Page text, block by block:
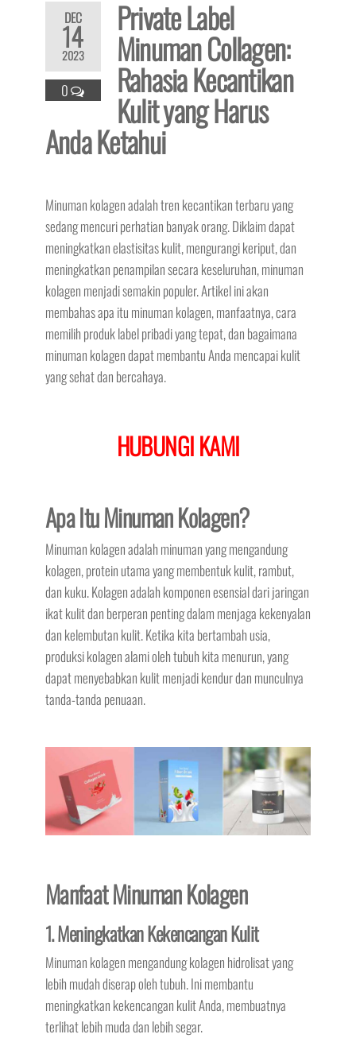
DEC
14
2023
0
Private Label
Minuman Collagen:
Rahasia Kecantikan
Kulit yang Harus
Anda Ketahui
Minuman kolagen adalah tren kecantikan terbaru yang
sedang mencuri perhatian banyak orang. Diklaim dapat
meningkatkan elastisitas kulit, mengurangi keriput, dan
meningkatkan penampilan secara keseluruhan, minuman
kolagen menjadi semakin populer. Artikel ini akan
membahas apa itu minuman kolagen, manfaatnya, cara
memilih produk label pribadi yang tepat, dan bagaimana
minuman kolagen dapat membantu Anda mencapai kulit
yang sehat dan bercahaya.
HUBUNGI KAMI
Apa Itu Minuman Kolagen?
Minuman kolagen adalah minuman yang mengandung
kolagen, protein utama yang membentuk kulit, rambut,
dan kuku. Kolagen adalah komponen esensial dari jaringan
ikat kulit dan berperan penting dalam menjaga kekenyalan
dan kelembutan kulit. Ketika kita bertambah usia,
produksi kolagen alami oleh tubuh kita menurun, yang
dapat menyebabkan kulit menjadi kendur dan munculnya
tanda-tanda penuaan.
Manfaat Minuman Kolagen
1. Meningkatkan Kekencangan Kulit
Minuman kolagen mengandung kolagen hidrolisat yang
lebih mudah diserap oleh tubuh. Ini membantu
meningkatkan kekencangan kulit Anda, membuatnya
terlihat lebih muda dan lebih segar.